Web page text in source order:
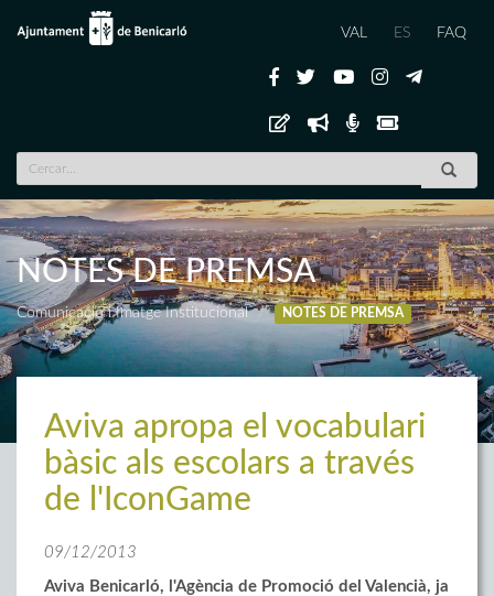
VAL ES FAQ
NOTES DE PREMSA
Comunicació i Imatge Institucional NOTES DE PREMSA
Aviva apropa el vocabulari
bàsic als escolars a través
de l'IconGame
09/12/2013
Aviva Benicarló, l'Agència de Promoció del Valencià, ja